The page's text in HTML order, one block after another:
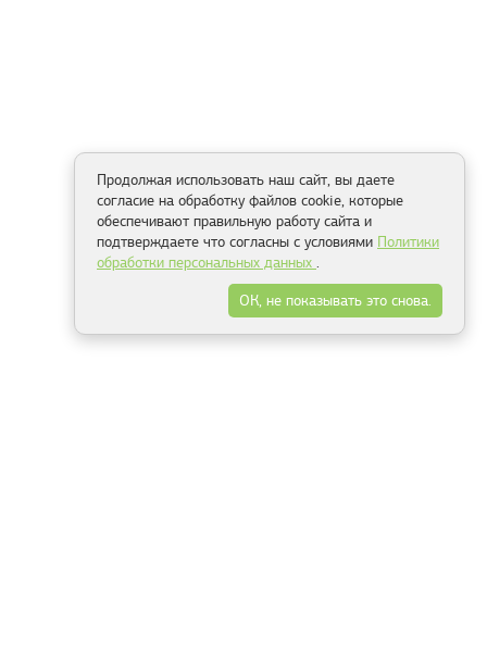
Продолжая использовать наш сайт, вы даете
согласие на обработку файлов cookie, которые
обеспечивают правильную работу сайта и
подтверждаете что согласны с условиями Политики
обработки персональных данных .
ОК, не показывать это снова.